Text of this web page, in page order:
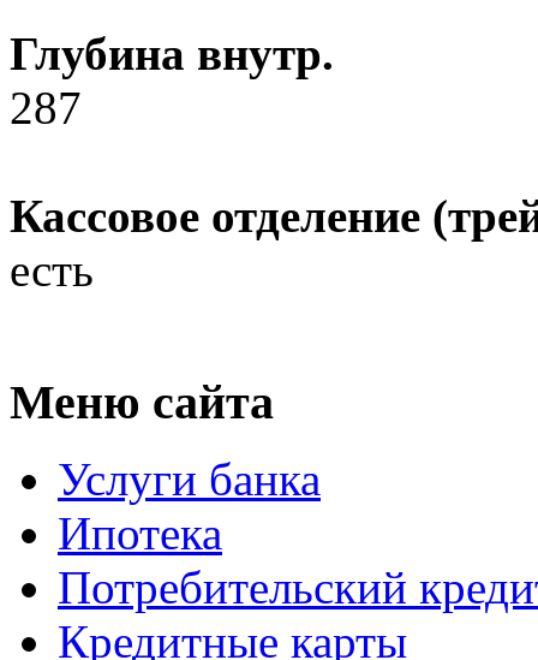
Глубина внутр.
287
Кассовое отделение
есть
Меню сайта
Услуги банка
Ипотека
Потребительский
Кредитные карты